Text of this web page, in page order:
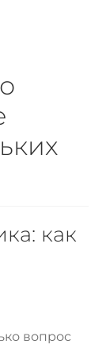
как
вопрос